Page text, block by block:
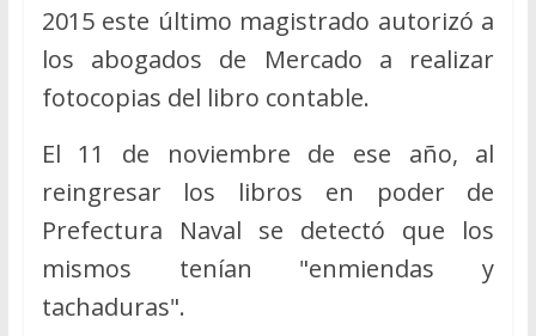
2015 este último magistrado autorizó a
los abogados de Mercado a realizar
fotocopias del libro contable.
El 11 de noviembre de ese año, al
reingresar los libros en poder de
Prefectura Naval se detectó que los
mismos tenían "enmiendas y
tachaduras".